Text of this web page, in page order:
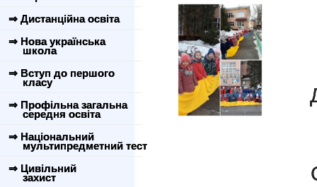
⇒ Дистанційна освіта
⇒ Нова українська
школа
⇒ Вступ до першого
класу
⇒ Профільна загальна
середня освіта
⇒ Національний
мультипредметний тест
⇒ Цивільний
захист